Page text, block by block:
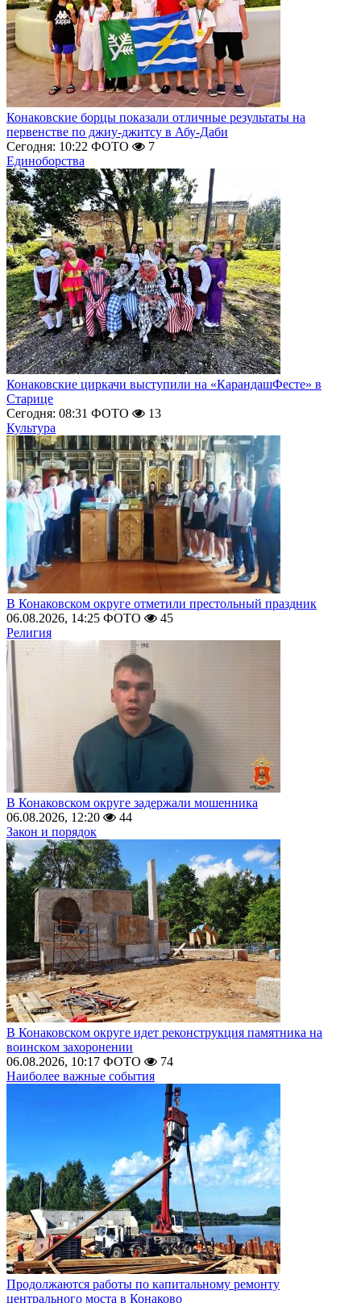
Конаковские борцы показали отличные результаты на
первенстве по джиу-джитсу в Абу-Даби
Сегодня: 10:22 ФОТО
7
Единоборства
Конаковские циркачи выступили на «КарандашФесте» в
Старице
Сегодня: 08:31 ФОТО
13
Культура
В Конаковском округе отметили престольный праздник
06.08.2026, 14:25 ФОТО
45
Религия
В Конаковском округе задержали мошенника
06.08.2026, 12:20
44
Закон и порядок
В Конаковском округе идет реконструкция памятника на
воинском захоронении
06.08.2026, 10:17 ФОТО
74
Наиболее важные события
Продолжаются работы по капитальному ремонту
центрального моста в Конаково